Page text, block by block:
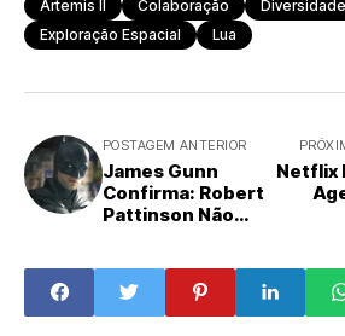
Artemis II Colaboração
Diversidade
Exploração Espacial
Lua
POSTAGEM ANTERIOR
James Gunn
Confirma: Robert
Pattinson Não
Netflix